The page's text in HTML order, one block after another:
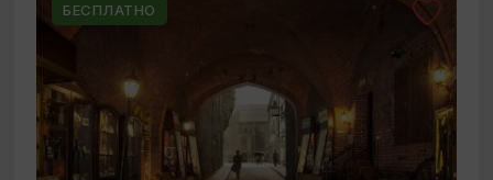
БЕСПЛАТНО